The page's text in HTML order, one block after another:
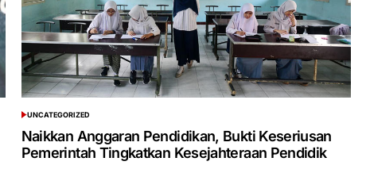
POSTED
IN
UNCATEGORIZED
Naikkan Anggaran Pendidikan, Bukti Keseriusan
Pemerintah Tingkatkan Kesejahteraan Pendidik